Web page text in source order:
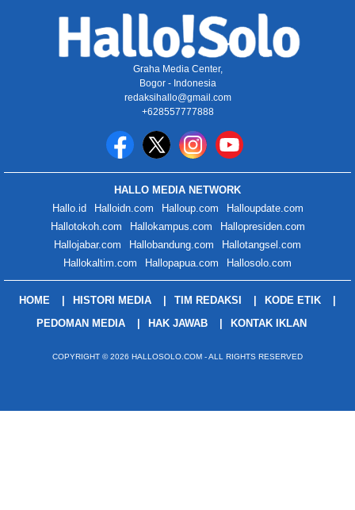
Graha Media Center,
Bogor - Indonesia
redaksihallo@gmail.com
+628557777888
HALLO MEDIA NETWORK
Hallo.id
Halloidn.com Halloup.com
Halloupdate.com
Hallotokoh.com
Hallokampus.com
Hallopresiden.com
Hallojabar.com
Hallobandung.com
Hallotangsel.com
Hallokaltim.com
Hallopapua.com Hallosolo.com
HOME HISTORI MEDIA TIM REDAKSI
KODE ETIK
PEDOMAN MEDIA
HAK JAWAB KONTAK IKLAN
COPYRIGHT © 2026 HALLOSOLO.COM - ALL RIGHTS RESERVED